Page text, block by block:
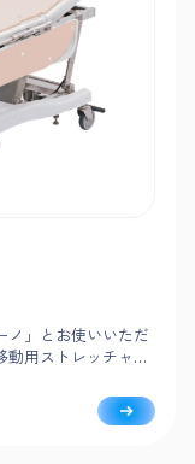
ノ」とお使いいただ
用ストレッチャー